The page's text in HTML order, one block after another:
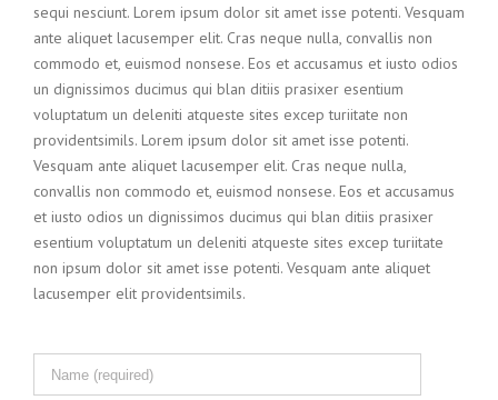
sequi nesciunt. Lorem ipsum dolor sit amet isse potenti. Vesquam
ante aliquet lacusemper elit. Cras neque nulla, convallis non
commodo et, euismod nonsese. Eos et accusamus et iusto odios
un dignissimos ducimus qui blan ditiis prasixer esentium
voluptatum un deleniti atqueste sites excep turiitate non
providentsimils. Lorem ipsum dolor sit amet isse potenti.
Vesquam ante aliquet lacusemper elit. Cras neque nulla,
convallis non commodo et, euismod nonsese. Eos et accusamus
et iusto odios un dignissimos ducimus qui blan ditiis prasixer
esentium voluptatum un deleniti atqueste sites excep turiitate
non ipsum dolor sit amet isse potenti. Vesquam ante aliquet
lacusemper elit providentsimils.